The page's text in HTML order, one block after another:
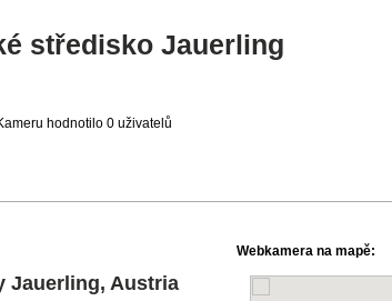
středisko Jauerling
hodnotilo 0 uživatelů
Jauerling, Austria
Webkamera na mapě: